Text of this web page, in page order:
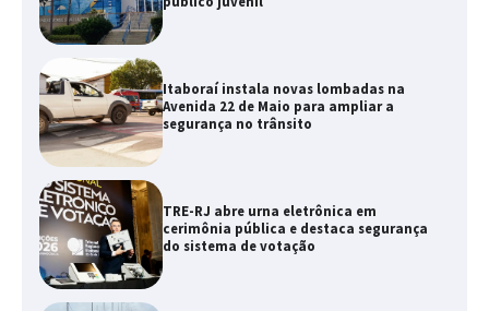
Itaboraí instala novas lombadas na
Avenida 22 de Maio para ampliar a
segurança no trânsito
TRE-RJ abre urna eletrônica em
cerimônia pública e destaca segurança
do sistema de votação